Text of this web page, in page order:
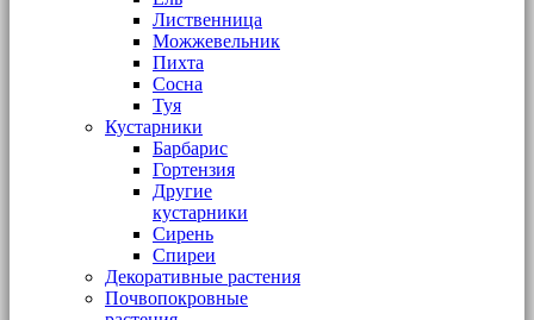
Лиственница
Можжевельник
Пихта
Сосна
Туя
Кустарники
Барбарис
Гортензия
Другие
кустарники
Сирень
Спиреи
Декоративные растения
Почвопокровные